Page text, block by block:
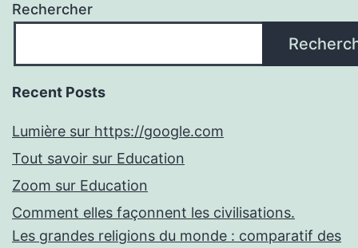
Rechercher
Recent Posts
Lumière sur https://google.com
Tout savoir sur Education
Zoom sur Education
Comment elles façonnent les civilisations.
Les grandes religions du monde : comparatif des